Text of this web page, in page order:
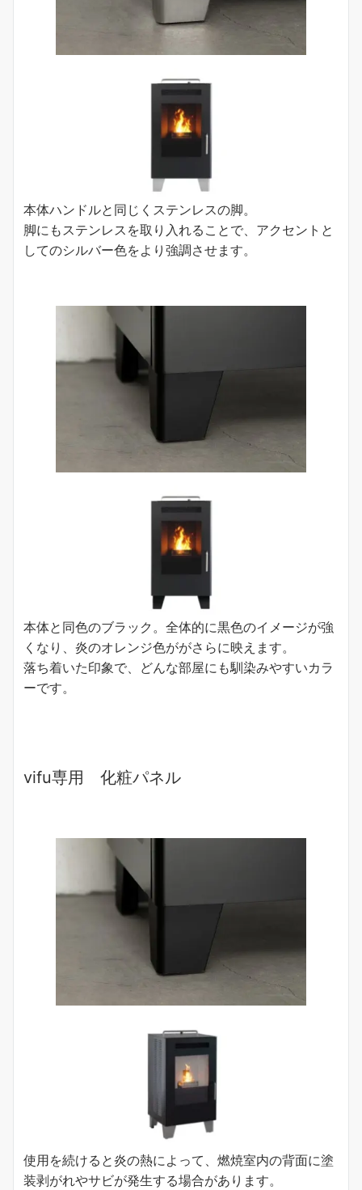
本体ハンドルと同じくステンレスの脚。
脚にもステンレスを取り入れることで、アクセントと
してのシルバー色をより強調させます。
本体と同色のブラック。全体的に黒色のイメージが強
くなり、炎のオレンジ色ががさらに映えます。
落ち着いた印象で、どんな部屋にも馴染みやすいカラ
ーです。
vifu専用 化粧パネル
使用を続けると炎の熱によって、燃焼室内の背面に塗
装剥がれやサビが発生する場合があります。